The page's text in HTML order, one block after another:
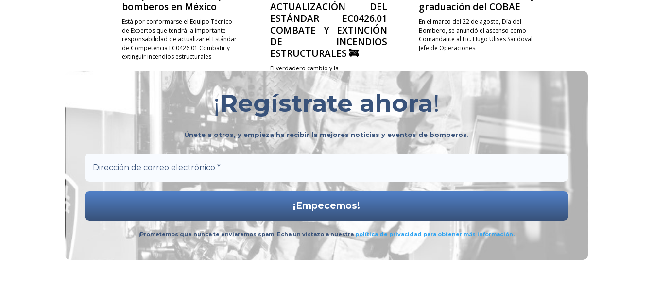
bomberos en México
Está por conformarse el Equipo Técnico
de Expertos que tendrá la importante
responsabilidad de actualizar el Estándar
de Competencia EC0426.01 Combatir y
extinguir incendios estructurales
ACTUALIZACIÓN DEL
ESTÁNDAR EC0426.01
COMBATE Y EXTINCIÓN
DE INCENDIOS
ESTRUCTURALES 🚒
El verdadero cambio y la
profesionalización de nuestra labor no se
construyen de manera individual; se
logran compartiendo experiencias,
sumando voluntades y trabajando en
equipo. 🤝✨ Te invitamos a...
graduación del COBAE
En el marco del 22 de agosto, Día del
Bombero, se anunció el ascenso como
Comandante al Lic. Hugo Ulises Sandoval,
Jefe de Operaciones.
¡Regístrate ahora!
Únete a otros, y empieza ha recibir la mejores noticias y eventos de bomberos.
¡Prometemos que nunca te enviaremos spam! Echa un vistazo a nuestrapolítica de privacidad para obtener más información.